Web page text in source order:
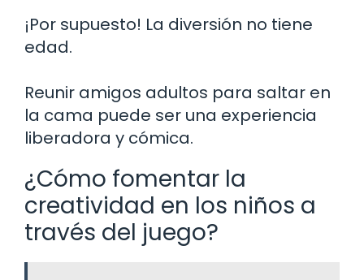
¡Por supuesto! La diversión no tiene
edad.
Reunir amigos adultos para saltar en
la cama puede ser una experiencia
liberadora y cómica.
¿Cómo fomentar la
creatividad en los niños a
través del juego?